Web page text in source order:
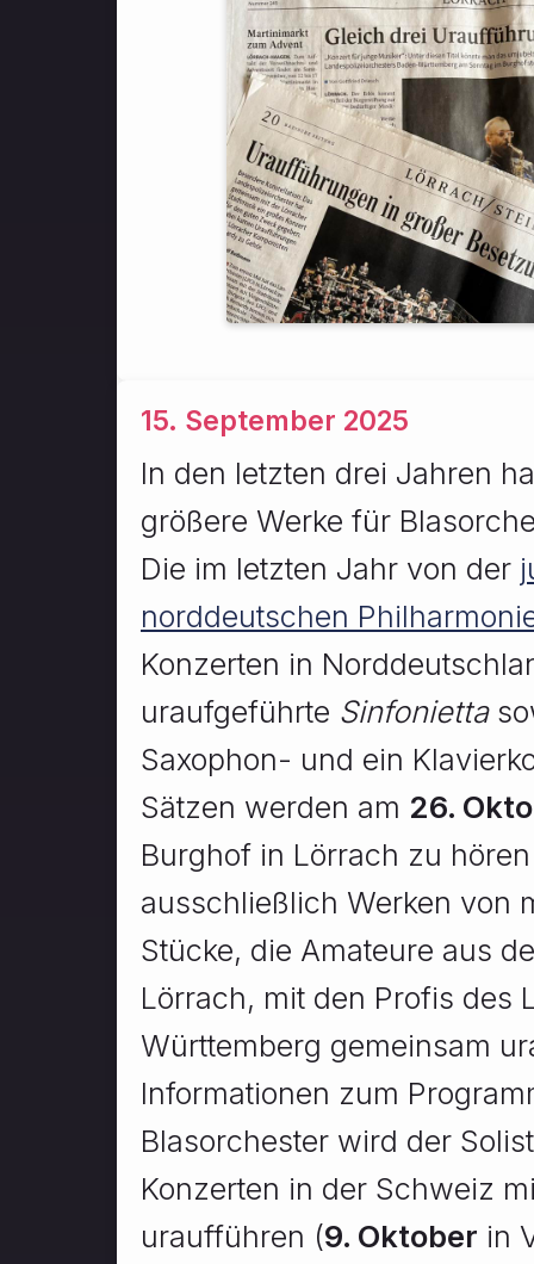
15. September 2025
In den letzten drei Jahren
größere Werke für
Die im letzten Jahr von der
norddeutschen
Konzerten in
uraufgeführte Sinfonietta
Saxophon- und ein
Sätzen werden am 26.
Burghof in Lörrach zu
ausschließlich Werken von
Stücke, die Amateure aus
Lörrach, mit den Profis des
Württemberg gemeinsam
Informationen zum
Blasorchester wird der
Konzerten in der Schweiz
uraufführen (9. Oktober in